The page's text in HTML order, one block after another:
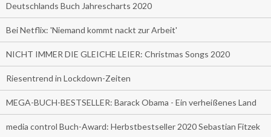
Deutschlands Buch Jahrescharts 2020
Bei Netflix: 'Niemand kommt nackt zur Arbeit'
NICHT IMMER DIE GLEICHE LEIER: Christmas Songs 2020
Riesentrend in Lockdown-Zeiten
MEGA-BUCH-BESTSELLER: Barack Obama - Ein verheißenes Land
media control Buch-Award: Herbstbestseller 2020 Sebastian Fitzek